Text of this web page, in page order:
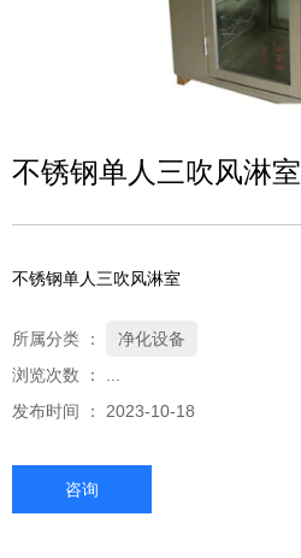
不锈钢单人三吹风淋室
不锈钢单人三吹风淋室
所属分类 ：
净化设备
浏览次数 ：
发布时间 ： 2023-10-18
咨询